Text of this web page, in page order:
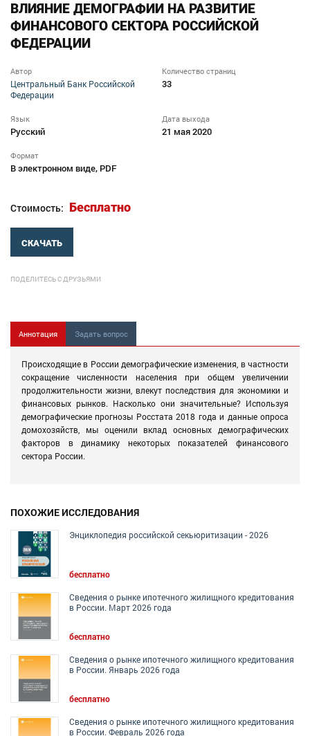
ВЛИЯНИЕ ДЕМОГРАФИИ НА РАЗВИТИЕ
ФИНАНСОВОГО СЕКТОРА РОССИЙСКОЙ
ФЕДЕРАЦИИ
Автор
Центральный Банк Российской
Федерации
Количество страниц
33
Язык
Русский
Дата выхода
21 мая 2020
Формат
В электронном виде, PDF
Стоимость: Бесплатно
СКАЧАТЬ
ПОДЕЛИТЕСЬ С ДРУЗЬЯМИ
Аннотация Задать вопрос
Происходящие в России демографические изменения, в частности
сокращение численности населения при общем увеличении
продолжительности жизни, влекут последствия для экономики и
финансовых рынков. Насколько они значительные? Используя
демографические прогнозы Росстата 2018 года и данные опроса
домохозяйств, мы оценили вклад основных демографических
факторов в динамику некоторых показателей финансового
сектора России.
ПОХОЖИЕ ИССЛЕДОВАНИЯ
Энциклопедия российской секьюритизации - 2026
бесплатно
Сведения о рынке ипотечного жилищного кредитования
в России. Март 2026 года
бесплатно
Сведения о рынке ипотечного жилищного кредитования
в России. Январь 2026 года
бесплатно
Сведения о рынке ипотечного жилищного кредитования
в России. Февраль 2026 года